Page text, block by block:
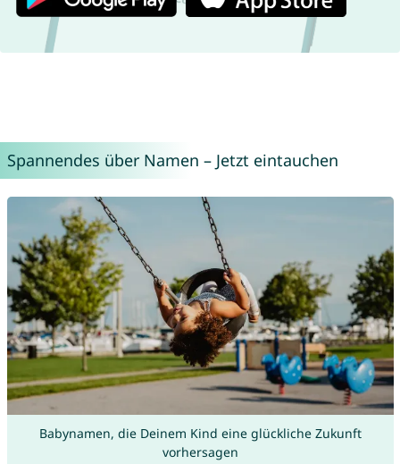
Spannendes über Namen – Jetzt eintauchen
Babynamen, die Deinem Kind eine glückliche Zukunft
vorhersagen